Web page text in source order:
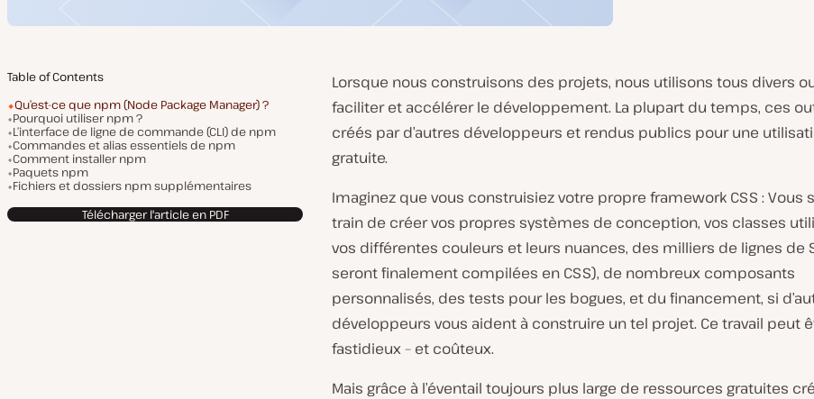
Table of Contents
Qu’est-ce que npm (Node Package Manager) ?
Pourquoi utiliser npm ?
L’interface de ligne de commande (CLI) de npm
Commandes et alias essentiels de npm
Comment installer npm
Paquets npm
Fichiers et dossiers npm supplémentaires
Télécharger l'article en PDF
Lorsque nous construisons des projets, nous utilisons tous divers
faciliter et accélérer le développement. La plupart du temps, ces
créés par d’autres développeurs et rendus publics pour une
gratuite.
Imaginez que vous construisiez votre propre framework CSS : Vous
train de créer vos propres systèmes de conception, vos classes
vos différentes couleurs et leurs nuances, des milliers de lignes de
seront finalement compilées en CSS), de nombreux composants
personnalisés, des tests pour les bogues, et du financement, si
développeurs vous aident à construire un tel projet. Ce travail peut
fastidieux – et coûteux.
Mais grâce à l’éventail toujours plus large de ressources gratuites